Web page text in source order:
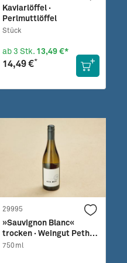
Kaviarlöffel ·
Perlmuttlöffel
Stück
ab 3 Stk. 13,49 €*
14,49 €*
29995
»Sauvignon Blanc«
trocken · Weingut Peth-
Wetz
750ml